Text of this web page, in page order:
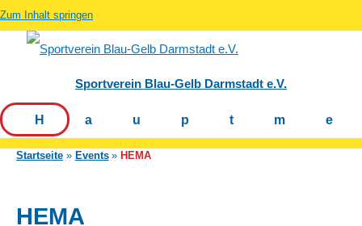
Zum Inhalt springen
Sportverein Blau-Gelb Darmstadt e.V.
Startseite Events HEMA
HEMA